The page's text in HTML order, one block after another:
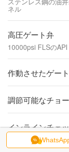
ネル
高圧ゲート弁
10000psi FLSの
作動させたゲー
調節可能なチョ
インラインチェ
掘削用API 6A
スタイル高圧逆止弁